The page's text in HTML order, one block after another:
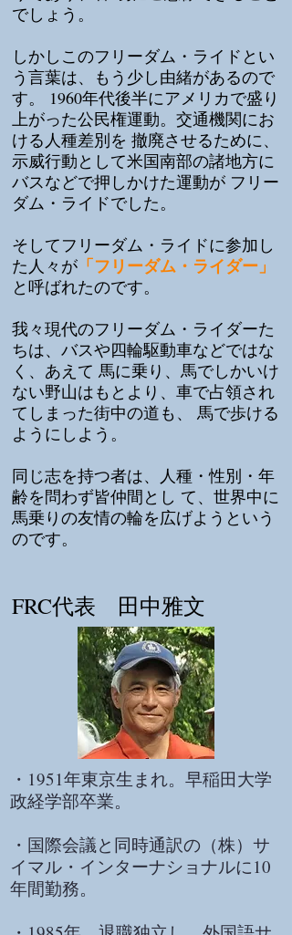
でしょう。
しかしこのフリーダム・ライドとい
う言葉は、もう少し由緒があるので
す。 1960年代後半にアメリカで盛り
上がった公民権運動。交通機関にお
ける人種差別を 撤廃させるために、
示威行動として米国南部の諸地方に
バスなどで押しかけた運動が フリー
ダム・ライドでした。
そしてフリーダム・ライドに参加し
た人々が 「フリーダム・ライダー」
と呼ばれたのです。
我々現代のフリーダム・ライダーた
ちは、バスや四輪駆動車などではな
く、あえて 馬に乗り、馬でしかいけ
ない野山はもとより、車で占領され
てしまった街中の道も、 馬で歩ける
ようにしよう。
同じ志を持つ者は、人種・性別・年
齢を問わず皆仲間とし て、世界中に
馬乗りの友情の輪を広げようという
のです。
FRC代表 田中雅文
・1951年東京生まれ。早稲田大学
政経学部卒業。
・国際会議と同時通訳の（株）サ
イマル・インターナショナルに10
年間勤務。